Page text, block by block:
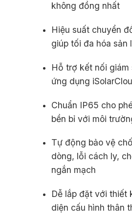
không đồng nhất
Hiệu suất chuyển
giúp tối đa hóa sản
Hỗ trợ kết nối giám
ứng dụng
Chuẩn IP65 cho
bền bỉ với môi
Tự động bảo vệ
dòng, lỗi cách ly,
ngắn mạch
Dễ lắp đặt với thiết
diện cấu hình thân